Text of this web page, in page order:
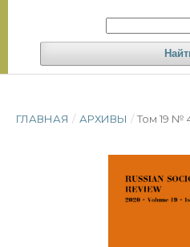
ГЛАВНАЯ / АРХИВЫ / Том 19 №